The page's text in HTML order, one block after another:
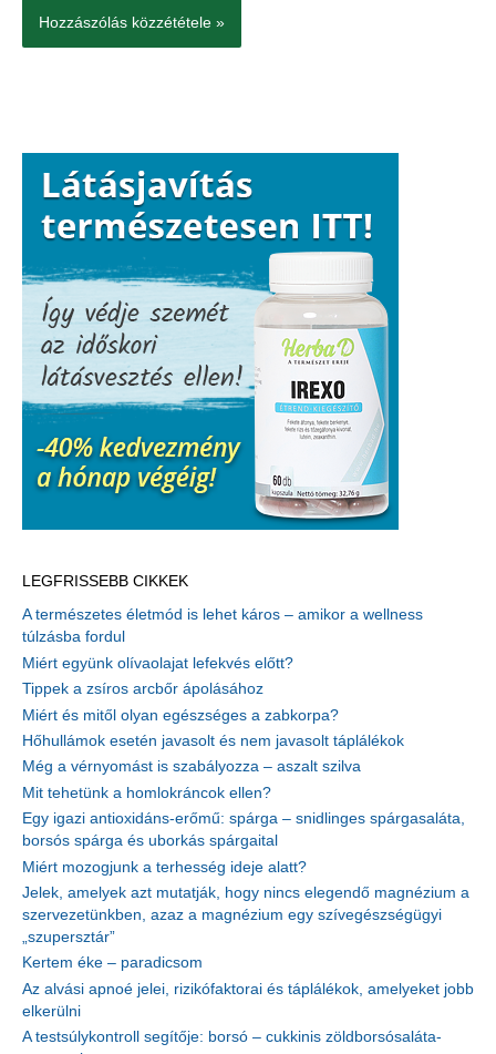
LEGFRISSEBB CIKKEK
A természetes életmód is lehet káros – amikor a wellness
túlzásba fordul
Miért együnk olívaolajat lefekvés előtt?
Tippek a zsíros arcbőr ápolásához
Miért és mitől olyan egészséges a zabkorpa?
Hőhullámok esetén javasolt és nem javasolt táplálékok
Még a vérnyomást is szabályozza – aszalt szilva
Mit tehetünk a homlokráncok ellen?
Egy igazi antioxidáns-erőmű: spárga – snidlinges spárgasaláta,
borsós spárga és uborkás spárgaital
Miért mozogjunk a terhesség ideje alatt?
Jelek, amelyek azt mutatják, hogy nincs elegendő magnézium a
szervezetünkben, azaz a magnézium egy szívegészségügyi
„szupersztár”
Kertem éke – paradicsom
Az alvási apnoé jelei, rizikófaktorai és táplálékok, amelyeket jobb
elkerülni
A testsúlykontroll segítője: borsó – cukkinis zöldborsósaláta-